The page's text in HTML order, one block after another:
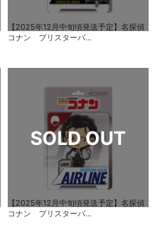
【2025年12月中旬頃発送予定】名探偵
コナン ブリスターパ...
【2025年12月中旬頃発送予定】名探偵
コナン ブリスターパ...